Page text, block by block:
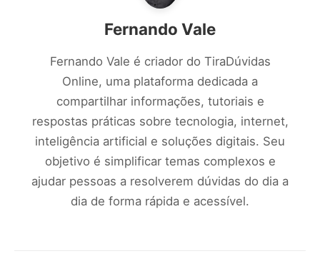
Fernando Vale
Fernando Vale é criador do TiraDúvidas
Online, uma plataforma dedicada a
compartilhar informações, tutoriais e
respostas práticas sobre tecnologia, internet,
inteligência artificial e soluções digitais. Seu
objetivo é simplificar temas complexos e
ajudar pessoas a resolverem dúvidas do dia a
dia de forma rápida e acessível.